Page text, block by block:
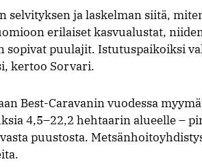
selvityksen ja laskelman siitä,
erilaiset kasvualustat,
sopivat puulajit. Istutuspaikoiksi
kertoo Sorvari.
Best-Caravanin vuodessa
4,5–22,2 hehtaarin alueelle –
puustosta.